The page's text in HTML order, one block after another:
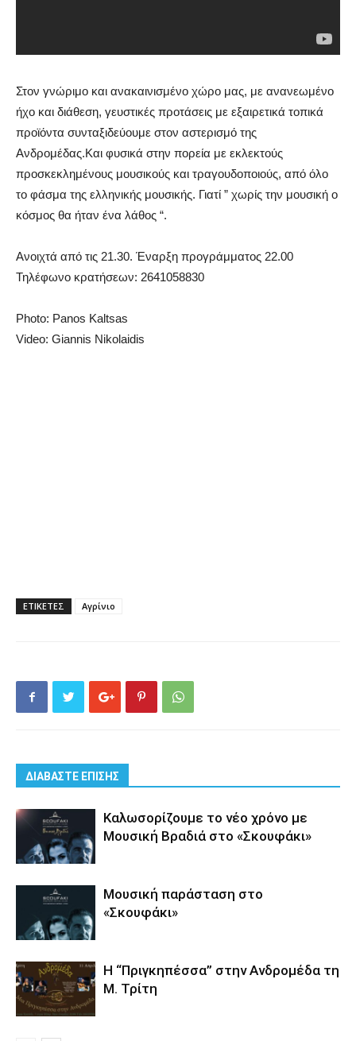
Στον γνώριμο και ανακαινισμένο χώρο μας, με ανανεωμένο
ήχο και διάθεση, γευστικές προτάσεις με εξαιρετικά τοπικά
προϊόντα συνταξιδεύουμε στον αστερισμό της
Ανδρομέδας.Και φυσικά στην πορεία με εκλεκτούς
προσκεκλημένους μουσικούς και τραγουδοποιούς, από όλο
το φάσμα της ελληνικής μουσικής. Γιατί ” χωρίς την μουσική ο
κόσμος θα ήταν ένα λάθος “.
Ανοιχτά από τις 21.30. Έναρξη προγράμματος 22.00
Τηλέφωνο κρατήσεων: 2641058830
Photo: Panos Kaltsas
Video: Giannis Nikolaidis
ΕΤΙΚΕΤΕΣ Αγρίνιο
ΔΙΑΒΑΣΤΕ ΕΠΙΣΗΣ
Καλωσορίζουμε το νέο χρόνο με
Μουσική Βραδιά στο «Σκουφάκι»
Μουσική παράσταση στο
«Σκουφάκι»
Η “Πριγκηπέσσα” στην Ανδρομέδα τη
Μ. Τρίτη